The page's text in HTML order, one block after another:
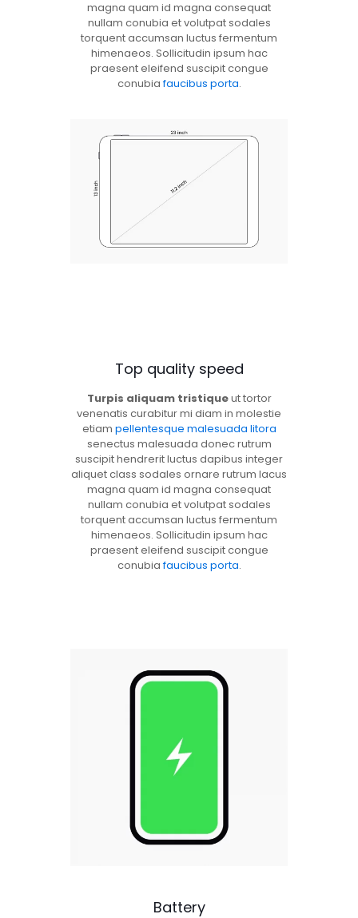
magna quam id magna consequat
nullam conubia et volutpat sodales
torquent accumsan luctus fermentum
himenaeos. Sollicitudin ipsum hac
praesent eleifend suscipit congue
conubiafaucibus porta.
Top quality speed
Turpis aliquam tristiqueut tortor
venenatis curabitur mi diam in molestie
etiam pellentesque malesuada litora
senectus malesuada donec rutrum
suscipit hendrerit luctus dapibus integer
aliquet class sodales ornare rutrum lacus
magna quam id magna consequat
nullam conubia et volutpat sodales
torquent accumsan luctus fermentum
himenaeos. Sollicitudin ipsum hac
praesent eleifend suscipit congue
conubiafaucibus porta.
Battery